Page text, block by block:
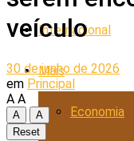
Internacional
Mais
Economia
veículo
30 de junho de 2026
em Principal
A A
A
A
Reset